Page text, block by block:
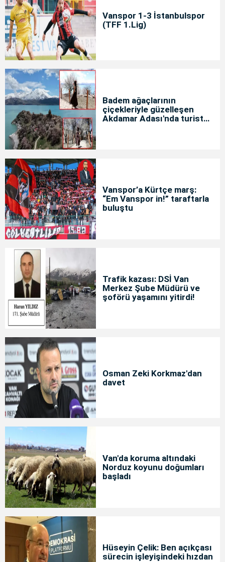
Vanspor 1-3 İstanbulspor
(TFF 1.Lig)
Badem ağaçlarının
çiçekleriyle güzelleşen
Akdamar Adası'nda turist
Vanspor’a Kürtçe marş:
“Em Vanspor in!” taraftarla
buluştu
Trafik kazası: DSİ Van
Merkez Şube Müdürü ve
şoförü yaşamını yitirdi!
Osman Zeki Korkmaz'dan
davet
Van'da koruma altındaki
Norduz koyunu doğumları
başladı
Hüseyin Çelik: Ben açıkçası
sürecin işleyişindeki hızdan